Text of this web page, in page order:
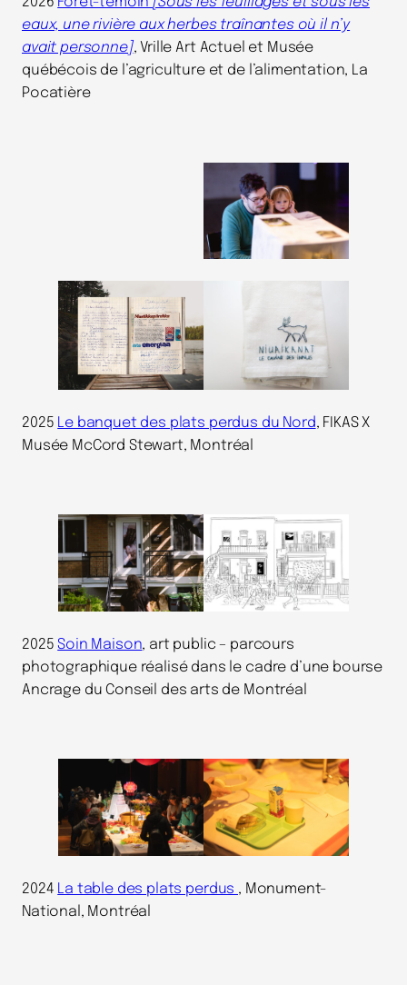
eaux, une rivière aux herbes traînantes où il n’y
avait personne], Vrille Art Actuel et Musée
québécois de l’agriculture et de l’alimentation, La
Pocatière
2025 Le banquet des plats perdus du Nord, FIKAS X
Musée McCord Stewart, Montréal
2025Soin Maison, art public – parcours
photographique réalisé dans le cadre d’une bourse
Ancrage du Conseil des arts de Montréal
2024 La table des plats perdus , Monument-
National, Montréal